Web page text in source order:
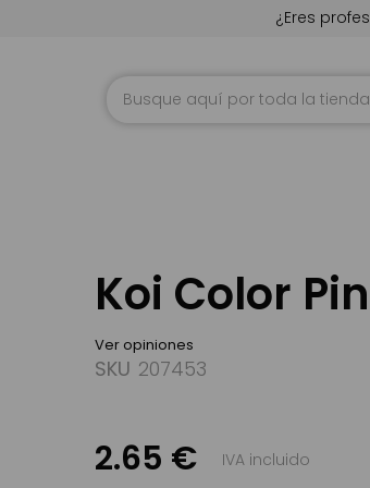
¿Eres
Koi Color
Ver opiniones
SKU 207453
2.65 € IVA incluido